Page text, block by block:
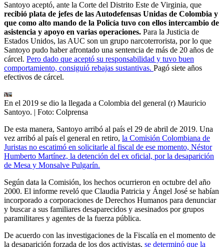
Santoyo aceptó, ante la Corte del Distrito Este de Virginia, que
recibió plata de jefes de las Autodefensas Unidas de Colombia y
que como alto mando de la Policía tuvo con ellos intercambio de
asistencia y apoyo en varias operaciones. Para la Justicia de
Estados Unidos, las AUC son un grupo narcoterrorista, por lo que
Santoyo pudo haber afrontado una sentencia de más de 20 años de
cárcel. Pero dado que aceptó su responsabilidad y tuvo buen
comportamiento, consiguió rebajas sustantivas. Pagó siete años
efectivos de cárcel.
En el 2019 se dio la llegada a Colombia del general (r) Mauricio
Santoyo. | Foto: Colprensa
De esta manera, Santoyo arribó al país el 29 de abril de 2019. Una
vez arribó al país el general en retiro, la Comisión Colombiana de
Juristas no escatimó en solicitarle al fiscal de ese momento, Néstor
Humberto Martínez, la detención del ex oficial, por la desaparición
de Mesa y Monsalve Pulgarín.
Según data la Comisión, los hechos ocurrieron en octubre del año
2000. El informe reveló que Claudia Patricia y Ángel José se habían
incorporado a corporaciones de Derechos Humanos para denunciar
y buscar a sus familiares desaparecidos y asesinados por grupos
paramilitares y agentes de la fuerza pública.
De acuerdo con las investigaciones de la Fiscalía en el momento de
la desaparición forzada de los dos activistas, se determinó que la